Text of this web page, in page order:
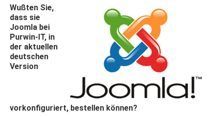
Wußten Sie,
dass sie
Joomla bei
Purwin-IT, in
der aktuellen
deutschen
Version
vorkonfiguriert, bestellen können?